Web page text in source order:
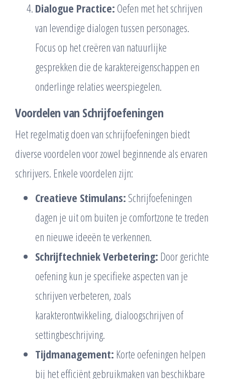
Dialogue Practice: Oefen met het schrijven
van levendige dialogen tussen personages.
Focus op het creëren van natuurlijke
gesprekken die de karaktereigenschappen en
onderlinge relaties weerspiegelen.
Voordelen van Schrijfoefeningen
Het regelmatig doen van schrijfoefeningen biedt
diverse voordelen voor zowel beginnende als ervaren
schrijvers. Enkele voordelen zijn:
Creatieve Stimulans: Schrijfoefeningen
dagen je uit om buiten je comfortzone te treden
en nieuwe ideeën te verkennen.
Schrijftechniek Verbetering: Door gerichte
oefening kun je specifieke aspecten van je
schrijven verbeteren, zoals
karakterontwikkeling, dialoogschrijven of
settingbeschrijving.
Tijdmanagement: Korte oefeningen helpen
bij het efficiënt gebruikmaken van beschikbare